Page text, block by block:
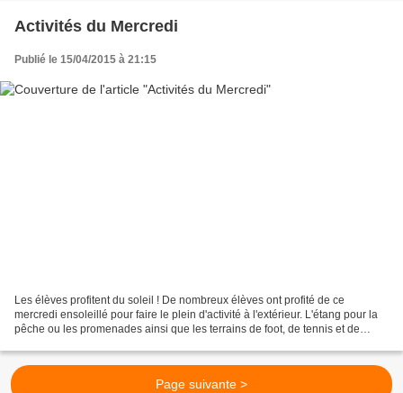
Activités du Mercredi
Publié le 15/04/2015 à 21:15
Les élèves profitent du soleil ! De nombreux élèves ont profité de ce
mercredi ensoleillé pour faire le plein d'activité à l'extérieur. L'étang pour la
pêche ou les promenades ainsi que les terrains de foot, de tennis et de
Page suivante >